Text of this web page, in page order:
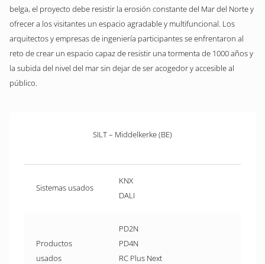
belga, el proyecto debe resistir la erosión constante del Mar del Norte y
ofrecer a los visitantes un espacio agradable y multifuncional. Los
arquitectos y empresas de ingeniería participantes se enfrentaron al
reto de crear un espacio capaz de resistir una tormenta de 1000 años y
la subida del nivel del mar sin dejar de ser acogedor y accesible al
público.
SILT – Middelkerke (BE)
Sistemas usados
KNX
DALI
Productos
usados
PD2N
PD4N
RC Plus Next